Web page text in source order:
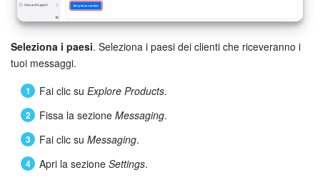
Seleziona i paesi. Seleziona i paesi dei clienti che riceveranno i
tuoi messaggi.
Fai clic su Explore Products.
Fissa la sezione Messaging.
Fai clic su Messaging.
Apri la sezione Settings.